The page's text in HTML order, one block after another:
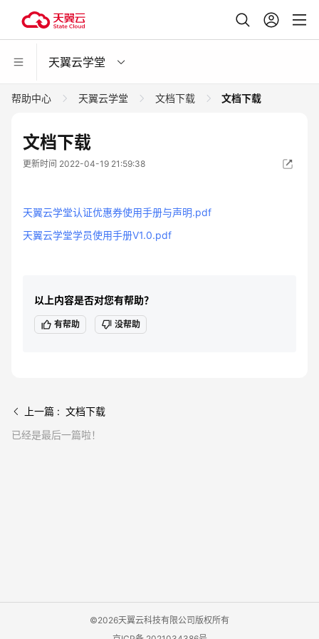
天翼云学堂
帮助中心 天翼云学堂 文档下载 文档下载
文档下载
更新时间 2022-04-19 21:59:38
天翼云学堂认证优惠券使用手册与声明.pdf
天翼云学堂学员使用手册V1.0.pdf
以上内容是否对您有帮助？
有帮助 没帮助
上一篇 : 文档下载
已经是最后一篇啦！
©2026天翼云科技有限公司版权所有